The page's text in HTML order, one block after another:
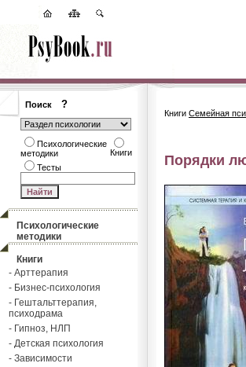
Поиск ?
Психологические
методики
Книги
Тесты
Психологические
методики
Книги
- Арттерапия
- Бизнес-психология
- Гештальттерапия,
психодрама
- Гипноз, НЛП
- Детская психология
- Зависимости
Книги Семейная
Порядки